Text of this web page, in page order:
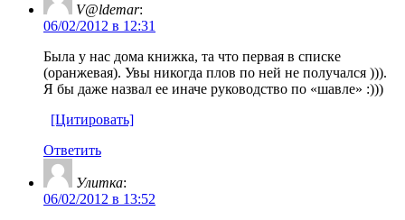
V@ldemar:
06/02/2012 в 12:31
Была у нас дома книжка, та что первая в списке
(оранжевая). Увы никогда плов по ней не получался ))).
Я бы даже назвал ее иначе руководство по «шавле» :)))
[Цитировать]
Ответить
Улитка:
06/02/2012 в 13:52